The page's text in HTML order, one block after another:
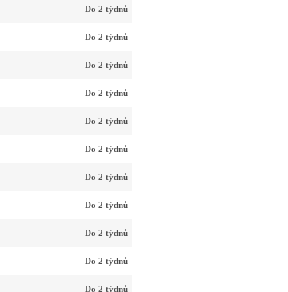
Do 2 týdnů
Do 2 týdnů
Do 2 týdnů
Do 2 týdnů
Do 2 týdnů
Do 2 týdnů
Do 2 týdnů
Do 2 týdnů
Do 2 týdnů
Do 2 týdnů
Do 2 týdnů